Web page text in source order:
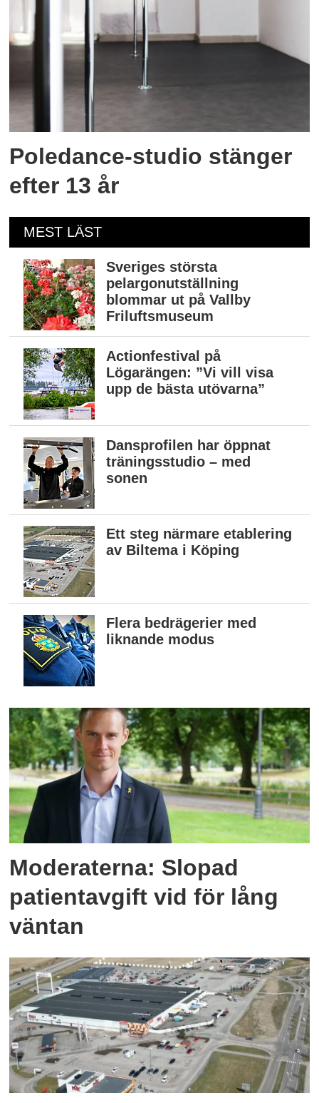
Poledance-studio stänger
efter 13 år
MEST LÄST
Sveriges största
pelargonutställning
blommar ut på Vallby
Friluftsmuseum
Actionfestival på
Lögarängen: ”Vi vill visa
upp de bästa utövarna”
Dansprofilen har öppnat
träningsstudio – med
sonen
Ett steg närmare etablering
av Biltema i Köping
Flera bedrägerier med
liknande modus
Moderaterna: Slopad
patientavgift vid för lång
väntan